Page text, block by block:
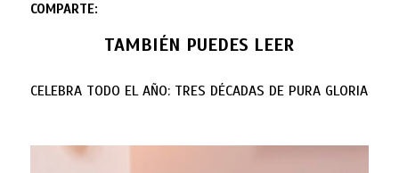
COMPARTE:
TAMBIÉN PUEDES LEER
CELEBRA TODO EL AÑO: TRES DÉCADAS DE PURA GLORIA